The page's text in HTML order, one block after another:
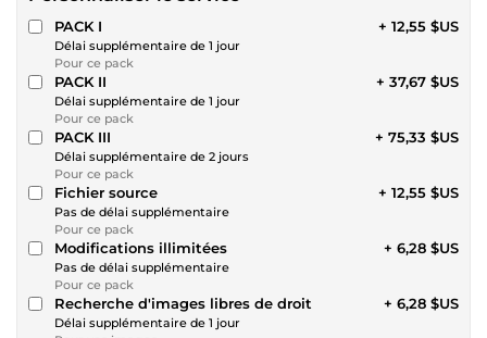
PACK I
Délai supplémentaire de 1 jour
Pour ce pack
+ 12,55 $US
PACK II
Délai supplémentaire de 1 jour
Pour ce pack
+ 37,67 $US
PACK III
Délai supplémentaire de 2 jours
Pour ce pack
+ 75,33 $US
Fichier source
Pas de délai supplémentaire
Pour ce pack
+ 12,55 $US
Modifications illimitées
Pas de délai supplémentaire
Pour ce pack
+ 6,28 $US
Recherche d'images libres de droit
Délai supplémentaire de 1 jour
+ 6,28 $US